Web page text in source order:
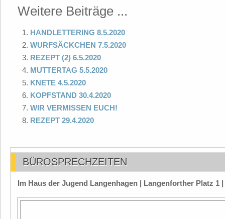
Weitere Beiträge ...
HANDLETTERING 8.5.2020
WURFSÄCKCHEN 7.5.2020
REZEPT (2) 6.5.2020
MUTTERTAG 5.5.2020
KNETE 4.5.2020
KOPFSTAND 30.4.2020
WIR VERMISSEN EUCH!
REZEPT 29.4.2020
BÜROSPRECHZEITEN
Im Haus der Jugend Langenhagen | Langenforther Platz 1